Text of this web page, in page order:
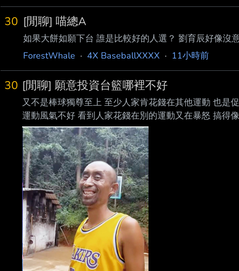
30 [閒聊] 喵總A
如果大餅如願下台 誰是比較好的人選？ 劉育辰好像沒
ForestWhale · 4X BaseballXXXX · 11小時前
30 [閒聊] 願意投資台籃哪裡不好
又不是棒球獨尊至上 至少人家肯花錢在其他運動 也是
運動風氣不好 看到人家花錢在別的運動又在暴怒 搞得
Yes I know Syndergaard is throwing 90 mph change
職也是這幾年才在賺錢啊== 至少人家肯花肯開高薪 怎
的是兩聯盟雙軌制 你知我知這東西是搞出來幹嘛的，他